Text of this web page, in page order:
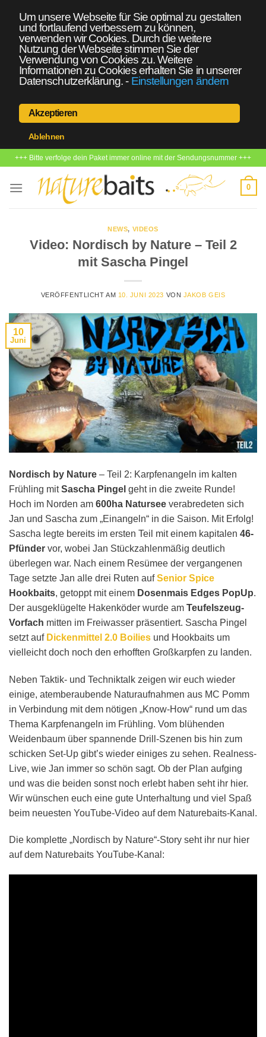
Um unsere Webseite für Sie optimal zu gestalten
und fortlaufend verbessern zu können,
verwenden wir Cookies. Durch die weitere
Nutzung der Webseite stimmen Sie der
Verwendung von Cookies zu. Weitere
Informationen zu Cookies erhalten Sie in unserer
Datenschutzerklärung.- Einstellungen ändern
Akzeptieren
Ablehnen
Zum
springen
+++ Bitte verfolge dein Paket immer online mit der Sendungsnummer +++
0
NEWS, VIDEOS
Video: Nordisch by Nature – Teil 2
mit Sascha Pingel
VERÖFFENTLICHT AM 10. JUNI 2023 VON JAKOB GEIS
10
Juni
Nordisch by Nature – Teil 2: Karpfenangeln im kalten
Frühling mitSascha Pingel geht in die zweite Runde!
Hoch im Norden am 600ha Natursee verabredeten sich
Jan und Sascha zum „Einangeln“ in die Saison. Mit Erfolg!
Sascha legte bereits im ersten Teil mit einem kapitalen 46-
Pfünder vor, wobei Jan Stückzahlenmäßig deutlich
überlegen war. Nach einem Resümee der vergangenen
Tage setzte Jan alle drei Ruten aufSenior Spice
Hookbaits, getoppt mit einem Dosenmais Edges PopUp.
Der ausgeklügelte Hakenköder wurde am Teufelszeug-
Vorfach mitten im Freiwasser präsentiert. Sascha Pingel
setzt auf Dickenmittel 2.0 Boilies und Hookbaits um
vielleicht doch noch den erhofften Großkarpfen zu landen.
Neben Taktik- und Techniktalk zeigen wir euch wieder
einige, atemberaubende Naturaufnahmen aus MC Pomm
in Verbindung mit dem nötigen „Know-How“ rund um das
Thema Karpfenangeln im Frühling. Vom blühenden
Weidenbaum über spannende Drill-Szenen bis hin zum
schicken Set-Up gibt’s wieder einiges zu sehen. Realness-
Live, wie Jan immer so schön sagt. Ob der Plan aufging
und was die beiden sonst noch erlebt haben seht ihr hier.
Wir wünschen euch eine gute Unterhaltung und viel Spaß
beim neuesten YouTube-Video auf dem Naturebaits-Kanal.
Die komplette „Nordisch by Nature“-Story seht ihr nur hier
auf dem Naturebaits YouTube-Kanal: